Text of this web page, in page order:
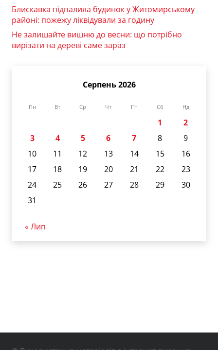
Блискавка підпалила будинок у Житомирському
районі: пожежу ліквідували за годину
Не залишайте вишню до весни: що потрібно
вирізати на дереві саме зараз
Серпень 2026
Пн Вт Ср Чт Пт Сб Нд
1
2
3
4 5 6 7 8
9
10
11 12 13 14 15
16
17
18 19 20 21 22
23
24
25 26 27 28 29
30
31
« Лип